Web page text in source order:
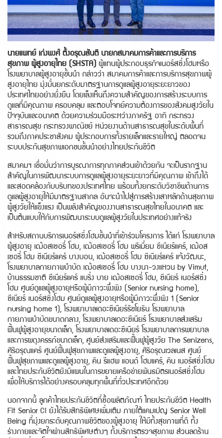
นายแพทย์ เก่งพงศ์ ตั้งอรุณสันติ นายกสมาคมการค้าและการบริการ
สุขภาพ ผู้สูงอายุไทย (SHSTA) ผู้แทนผู้ประกอบธุรกิจเนอร์สซิ่งโฮมหรือ
โรงพยาบาลผู้สูงอายุชั้นนำ กล่าวว่า สมาคมการค้าและการบริการสุขภาพผู้
สูงอายุไทย มุ่งมั่นยกระดับมาตรฐานการดูแลผู้สูงอายุระยะยาวของ
ประเทศไทยอย่างยั่งยืน โดยเล็งเห็นถึงความสำคัญของการสร้างระบบการ
ดูแลที่มีคุณภาพ ครอบคลุม และตอบโจทย์ความต้องการของสังคมสูงวัยใน
ปัจจุบันและอนาคต ด้วยความร่วมมือระหว่างภาครัฐ อาทิ กระทรวง
สาธารณสุข กระทรวงพาณิชย์ หน่วยงานด้านสาธารณสุขในระดับพื้นที่
รวมถึงภาคประชาสังคม ผู้ประกอบการทั้งรายเล็กและรายใหญ่ ตลอดจน
ระบบประกันสุขภาพเอกชนชั้นนำอย่างไทยประกันชีวิต
สมาคมฯ เชื่อมั่นว่าการบูรณาการทุกภาคส่วนเข้าด้วยกัน จะเป็นรากฐาน
สำคัญในการพัฒนาระบบการดูแลผู้สูงอายุระยะยาวที่มีคุณภาพ เข้าถึงได้
และสอดคล้องกับบริบทของประเทศไทย พร้อมทั้งยกระดับวิชาชีพด้านการ
ดูแลผู้สูงอายุให้มีมาตรฐานสากล อันจะนำไปสู่การสร้างเสาหลักด้านสุขภาพ
ผู้สูงวัยให้แข็งแรง เป็นพลังสำคัญของงานสาธารณสุขไทยในอนาคต และ
เป็นต้นแบบให้กับการพัฒนาระบบดูแลผู้สูงวัยในประเทศอย่างแท้จริง
สำหรับสถานบริการเนอร์สซิ่งโฮมชั้นนำที่เข้าร่วมโครงการ ได้แก่ โรงพยาบาล
ผู้สูงอายุ เฌ้อสเซอรี่ โฮม, เฌ้อสเซอรี่ โฮม พรีเมี่ยม ซีเนียร์แคร์, เฌ้อส
เซอรี่ โฮม ซีเนียร์แคร์ บางบอน, เฌ้อสเซอรี่ โฮม ซีเนียร์แคร์ แจ้งวัฒนะ,
โรงพยาบาลกายภาพบำบัด เฌ้อสเซอรี่ โฮม บางนา-วงแหวน by Vimut,
บ้านธรรมชาติ ซีเนียร์แคร์ แบริ่ง บาย เฌ้อสเซอรี่ โฮม, ซีเนียร์ เนอร์สซิ่ง
โฮม ศูนย์ดูแลผู้สูงอายุหรือผู้มีภาวะพึ่งพิง (Senior nursing home),
ซีเนียร์ เนอร์สซิ่งโฮม ศูนย์ดูแลผู้สูงอายุหรือผู้มีภาวะพึ่งพิง 1 (Senior
nursing home 1), โรงพยาบาลเดอะซีเนียร์รัชโยธิน โรงพยาบาล
กายภาพบำบัดขนาดกลาง, โรงพยาบาลเดอะซีเนียร์ โรงพยาบาลส่งเสริม
ฟื้นฟูผู้สูงอายุขนาดเล็ก, โรงพยาบาลเดอะซีเนียร์ โรงพยาบาลการพยาบาล
และการผดุงครรภ์ขนาดเล็ก, ศูนย์ส่งเสริมและฟื้นฟูผู้สูงวัย The Senizens,
ศิริอรุณแคร์ ศูนย์ฟื้นฟูสุขภาพและดูแลผู้สูงอายุ, ศิริอรุณเวลเนส ศูนย์
ฟื้นฟูสุขภาพและดูแลผู้สูงอายุ, คิน รีแฮพ แอนด์ โฮมแคร์, คิน เนอร์สซิ่งโฮม
และไทยประกันชีวิตยังมีแผนในการขยายเครือข่ายพันธมิตรเนอร์สซิ่งโฮม
เพื่อให้บริการได้อย่างครอบคลุมทุกพื้นที่ทั่วประเทศอีกด้วย
นอกจากนี้ ลูกค้าไทยประกันชีวิตที่ซื้อผลิตภัณฑ์ ไทยประกันชีวิต Health
Fit Senior CI ยังได้รับสิทธิพิเศษเพิ่มเติม ภายใต้แคมเปญ Senior Well
Being ที่มุ่งยกระดับคุณภาพชีวิตของผู้สูงอายุ ให้มีทั้งสุขภาพที่ดี ทั้ง
ร่างกายและจิตใจผ่านสิทธิพิเศษต่างๆ ทั้งบริการตรวจสุขภาพ ส่วนลดร้าน